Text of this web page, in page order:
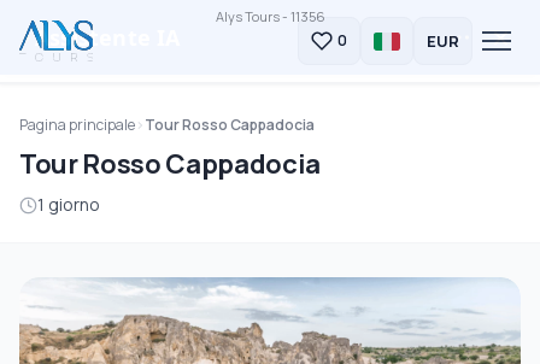
Alys Tours - 11356
0 EUR
Pagina principale Tour Rosso Cappadocia
Tour Rosso Cappadocia
1 giorno
✦Assistente IA ×